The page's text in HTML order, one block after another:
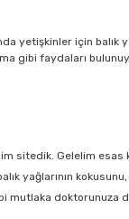
yetişkinler için
faydaları
sitedik. Gelelim esas
yağlarının
mutlaka doktorunuza